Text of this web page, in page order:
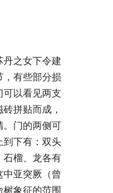
丹之女下令建
，有些部分损
以看见两支
拼贴而成，
。门的两侧可
到下有：双头
石榴、龙各有
亚突厥（曾
象征的范围